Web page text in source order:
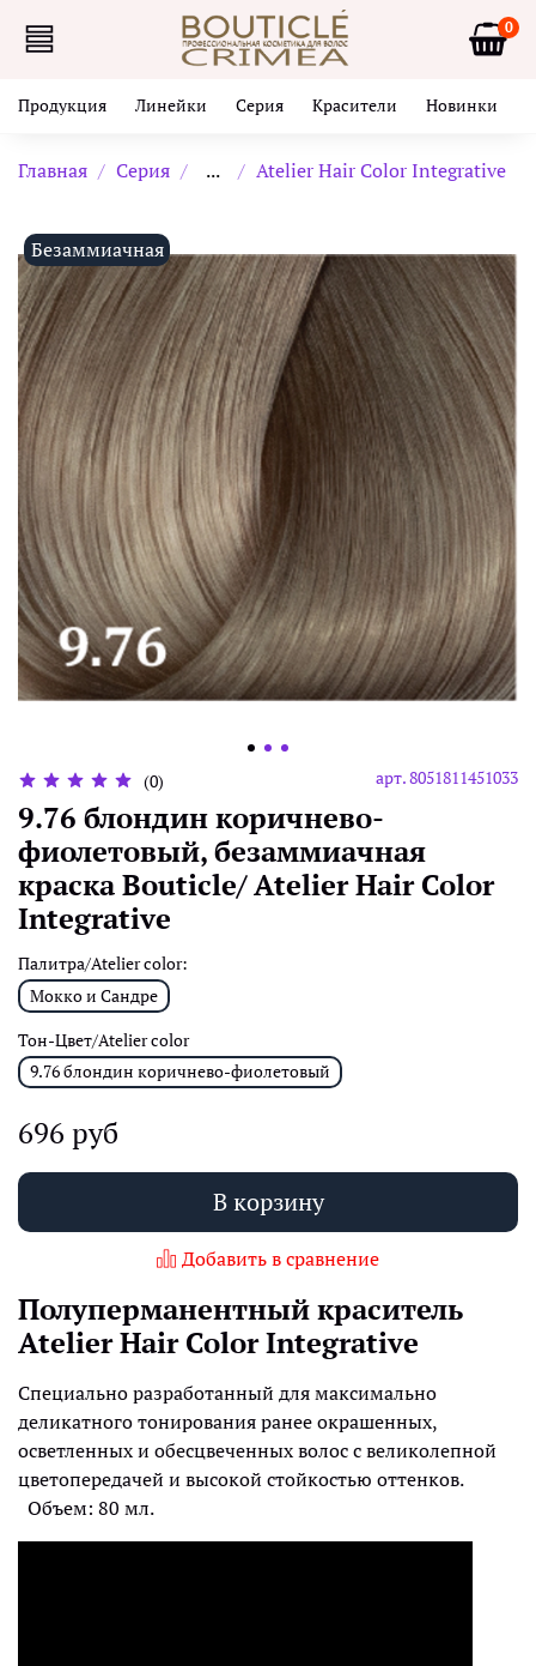
0
Продукция Линейки Серия Красители Новинки
Главная Серия ... Atelier Hair Color Integrative
Безаммиачная
(0) арт.8051811451033
9.76 блондин коричнево-
фиолетовый, безаммиачная
краска Воuticle/ Atelier Hair Color
Integrative
Палитра/Atelier color:
Мокко и Сандре
Тон-Цвет/Atelier color
9.76 блондин коричнево-фиолетовый
696 руб
В корзину
Добавить в сравнение
Полуперманентный краситель
Atelier Hair Color Integrative
Специально разработанный для максимально
деликатного тонирования ранее окрашенных,
осветленных и обесцвеченных волос с великолепной
цветопередачей и высокой стойкостью оттенков.
Объем: 80 мл.